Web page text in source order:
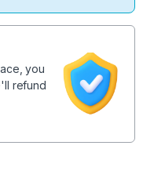
you
refund